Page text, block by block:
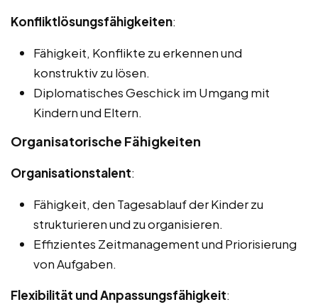
Konfliktlösungsfähigkeiten:
Fähigkeit, Konflikte zu erkennen und
konstruktiv zu lösen.
Diplomatisches Geschick im Umgang mit
Kindern und Eltern.
Organisatorische Fähigkeiten
Organisationstalent:
Fähigkeit, den Tagesablauf der Kinder zu
strukturieren und zu organisieren.
Effizientes Zeitmanagement und Priorisierung
von Aufgaben.
Flexibilität und Anpassungsfähigkeit: